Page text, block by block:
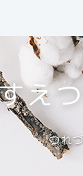
え
つれ